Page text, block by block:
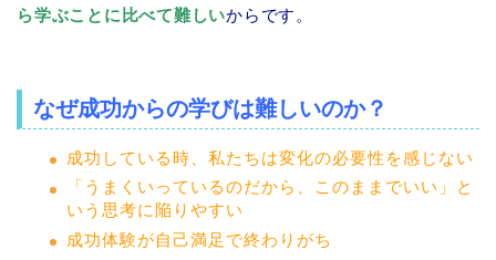
ら学ぶことに比べて難しいからです。
なぜ成功からの学びは難しいのか？
成功している時、私たちは変化の必要性を感じない
「うまくいっているのだから、このままでいい」と
いう思考に陥りやすい
成功体験が自己満足で終わりがち